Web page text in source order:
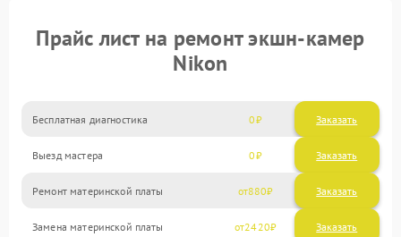
Прайс лист на ремонт экшн-камер
Nikon
Бесплатная диагностика 0 Заказать
Выезд мастера 0 Заказать
Ремонт материнской платы 880
Замена материнской платы 2420